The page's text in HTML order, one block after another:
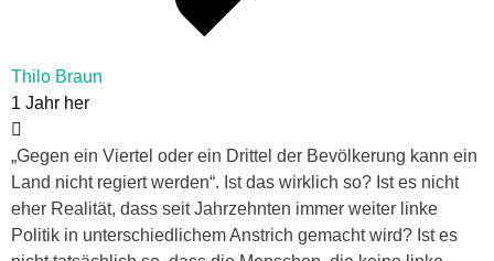
Thilo Braun
1 Jahr her
„Gegen ein Viertel oder ein Drittel der Bevölkerung kann ein
Land nicht regiert werden“. Ist das wirklich so? Ist es nicht
eher Realität, dass seit Jahrzehnten immer weiter linke
Politik in unterschiedlichem Anstrich gemacht wird? Ist es